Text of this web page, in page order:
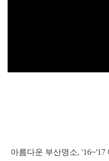
아름다운 부산명소,